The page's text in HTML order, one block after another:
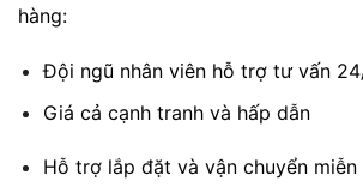
hàng:
Đội ngũ nhân viên hỗ trợ tư vấn
Giá cả cạnh tranh và hấp dẫn
Hỗ trợ lắp đặt và vận chuyển miễn